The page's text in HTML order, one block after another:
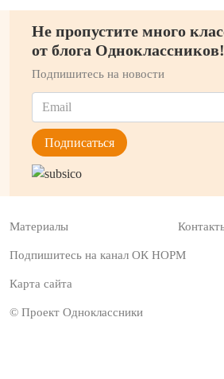
Не пропустите много
от блога Одноклассников!
Подпишитесь на новости
Материалы
Подпишитесь на канал ОК НОРМ
Карта сайта
© Проект Одноклассники